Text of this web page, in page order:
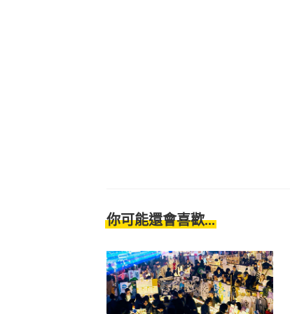
你可能還會喜歡...